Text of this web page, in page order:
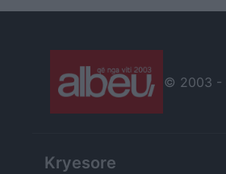
© 2003 -
Kryesore